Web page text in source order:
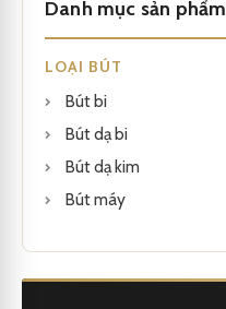
Danh mục sản phẩm
LOẠI BÚT
Bút bi
Bút dạ bi
Bút dạ kim
Bút máy